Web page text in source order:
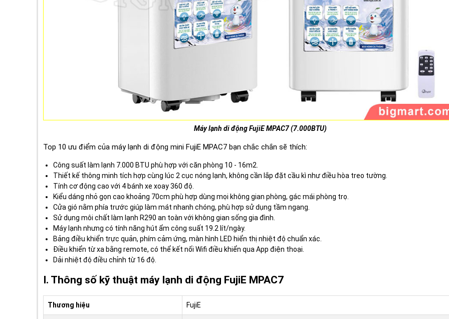
Máy lạnh di động FujiE MPAC7 (7.000BTU)
Top 10 ưu điểm của máy lạnh di động mini FujiE MPAC7 bạn chắc chắn sẽ thích:
Công suất làm lạnh 7.000 BTU phù hợp với căn phòng 10 - 16m2.
Thiết kế thông minh tích hợp cùng lúc 2 cục nóng lạnh, không cần lắp đặt cầu kì như điều hòa treo tường.
Tính cơ động cao với 4 bánh xe xoay 360 độ.
Kiểu dáng nhỏ gọn cao khoảng 70cm phù hợp dùng mọi không gian phòng, gác mái phòng trọ.
Cửa gió nằm phía trước giúp làm mát nhanh chóng, phù hợp sử dụng tầm ngang.
Sử dụng môi chất làm lạnh R290 an toàn với không gian sống gia đình.
Máy lạnh nhưng có tính năng hút ẩm công suất 19.2 lít/ngày.
Bảng điều khiển trực quản, phím cảm ứng, màn hình LED hiển thị nhiệt độ chuẩn xác.
Điều khiển từ xa bằng remote, có thể kết nối Wifi điều khiển qua App điện thoại.
Dải nhiệt độ điều chỉnh từ 16 độ.
I. Thông số kỹ thuật máy lạnh di động FujiE MPAC7
Thương hiệu FujiE